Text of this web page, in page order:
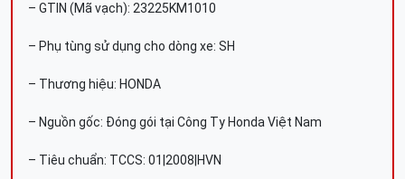
– GTIN (Mã vạch): 23225KM1010
– Phụ tùng sử dụng cho dòng xe: SH
– Thương hiệu: HONDA
– Nguồn gốc: Đóng gói tại Công Ty Honda Việt Nam
– Tiêu chuẩn: TCCS: 01|2008|HVN